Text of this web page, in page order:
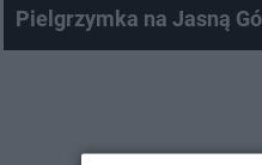
Pielgrzymka na Jasną